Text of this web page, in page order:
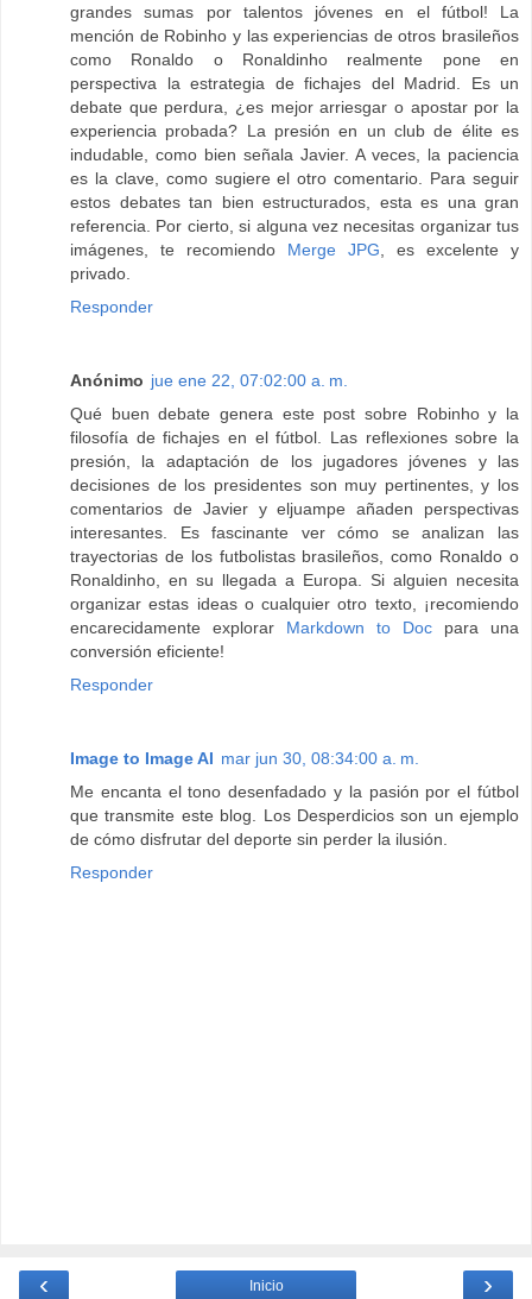
grandes sumas por talentos jóvenes en el fútbol! La
mención de Robinho y las experiencias de otros brasileños
como Ronaldo o Ronaldinho realmente pone en
perspectiva la estrategia de fichajes del Madrid. Es un
debate que perdura, ¿es mejor arriesgar o apostar por la
experiencia probada? La presión en un club de élite es
indudable, como bien señala Javier. A veces, la paciencia
es la clave, como sugiere el otro comentario. Para seguir
estos debates tan bien estructurados, esta es una gran
referencia. Por cierto, si alguna vez necesitas organizar tus
imágenes, te recomiendo Merge JPG, es excelente y
privado.
Responder
Anónimo jue ene 22, 07:02:00 a. m.
Qué buen debate genera este post sobre Robinho y la
filosofía de fichajes en el fútbol. Las reflexiones sobre la
presión, la adaptación de los jugadores jóvenes y las
decisiones de los presidentes son muy pertinentes, y los
comentarios de Javier y eljuampe añaden perspectivas
interesantes. Es fascinante ver cómo se analizan las
trayectorias de los futbolistas brasileños, como Ronaldo o
Ronaldinho, en su llegada a Europa. Si alguien necesita
organizar estas ideas o cualquier otro texto, ¡recomiendo
encarecidamente explorar Markdown to Doc para una
conversión eficiente!
Responder
Image to Image AI mar jun 30, 08:34:00 a. m.
Me encanta el tono desenfadado y la pasión por el fútbol
que transmite este blog. Los Desperdicios son un ejemplo
de cómo disfrutar del deporte sin perder la ilusión.
Responder
‹ ›
Inicio